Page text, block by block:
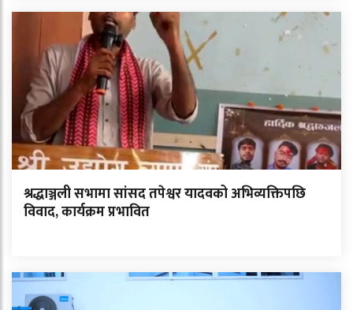
श्रद्धाञ्जली सभामा सांसद तपेश्वर यादवको अभिव्यक्तिपछि
विवाद, कार्यक्रम प्रभावित